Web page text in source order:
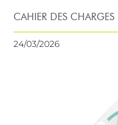
CAHIER DES CHARGES
24/03/2026